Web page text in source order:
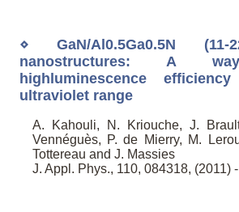
⋄ GaN/Al0.5Ga0.5N (11-
nanostructures: A
highluminescence
ultraviolet range
A. Kahouli, N. Kriouche, J.
Vennéguès, P. de Mierry, M.
Tottereau and J. Massies
J. Appl. Phys., 110, 084318, (2011)